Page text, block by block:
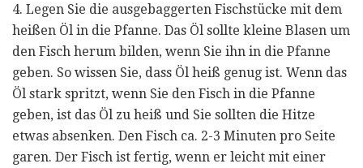
4. Legen Sie die ausgebaggerten Fischstücke mit dem
heißen Öl in die Pfanne. Das Öl sollte kleine Blasen um
den Fisch herum bilden, wenn Sie ihn in die Pfanne
geben. So wissen Sie, dass Öl heiß genug ist. Wenn das
Öl stark spritzt, wenn Sie den Fisch in die Pfanne
geben, ist das Öl zu heiß und Sie sollten die Hitze
etwas absenken. Den Fisch ca. 2-3 Minuten pro Seite
garen. Der Fisch ist fertig, wenn er leicht mit einer